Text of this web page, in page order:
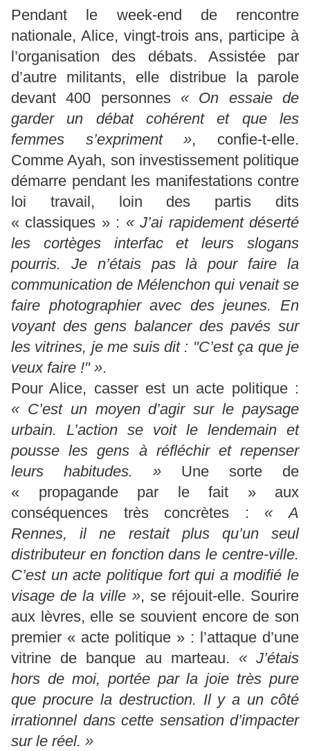
Pendant le week-end de rencontre
nationale, Alice, vingt-trois ans, participe à
l’organisation des débats. Assistée par
d’autre militants, elle distribue la parole
devant 400 personnes « On essaie de
garder un débat cohérent et que les
femmes s’expriment », confie-t-elle.
Comme Ayah, son investissement politique
démarre pendant les manifestations contre
loi travail, loin des partis dits
« classiques » : « J’ai rapidement déserté
les cortèges interfac et leurs slogans
pourris. Je n’étais pas là pour faire la
communication de Mélenchon qui venait se
faire photographier avec des jeunes. En
voyant des gens balancer des pavés sur
les vitrines, je me suis dit : "C’est ça que je
veux faire !" ».
Pour Alice, casser est un acte politique :
« C’est un moyen d’agir sur le paysage
urbain. L’action se voit le lendemain et
pousse les gens à réfléchir et repenser
leurs habitudes. » Une sorte de
« propagande par le fait » aux
conséquences très concrètes : « A
Rennes, il ne restait plus qu’un seul
distributeur en fonction dans le centre-ville.
C’est un acte politique fort qui a modifié le
visage de la ville », se réjouit-elle. Sourire
aux lèvres, elle se souvient encore de son
premier « acte politique » : l’attaque d’une
vitrine de banque au marteau. « J’étais
hors de moi, portée par la joie très pure
que procure la destruction. Il y a un côté
irrationnel dans cette sensation d’impacter
sur le réel. »